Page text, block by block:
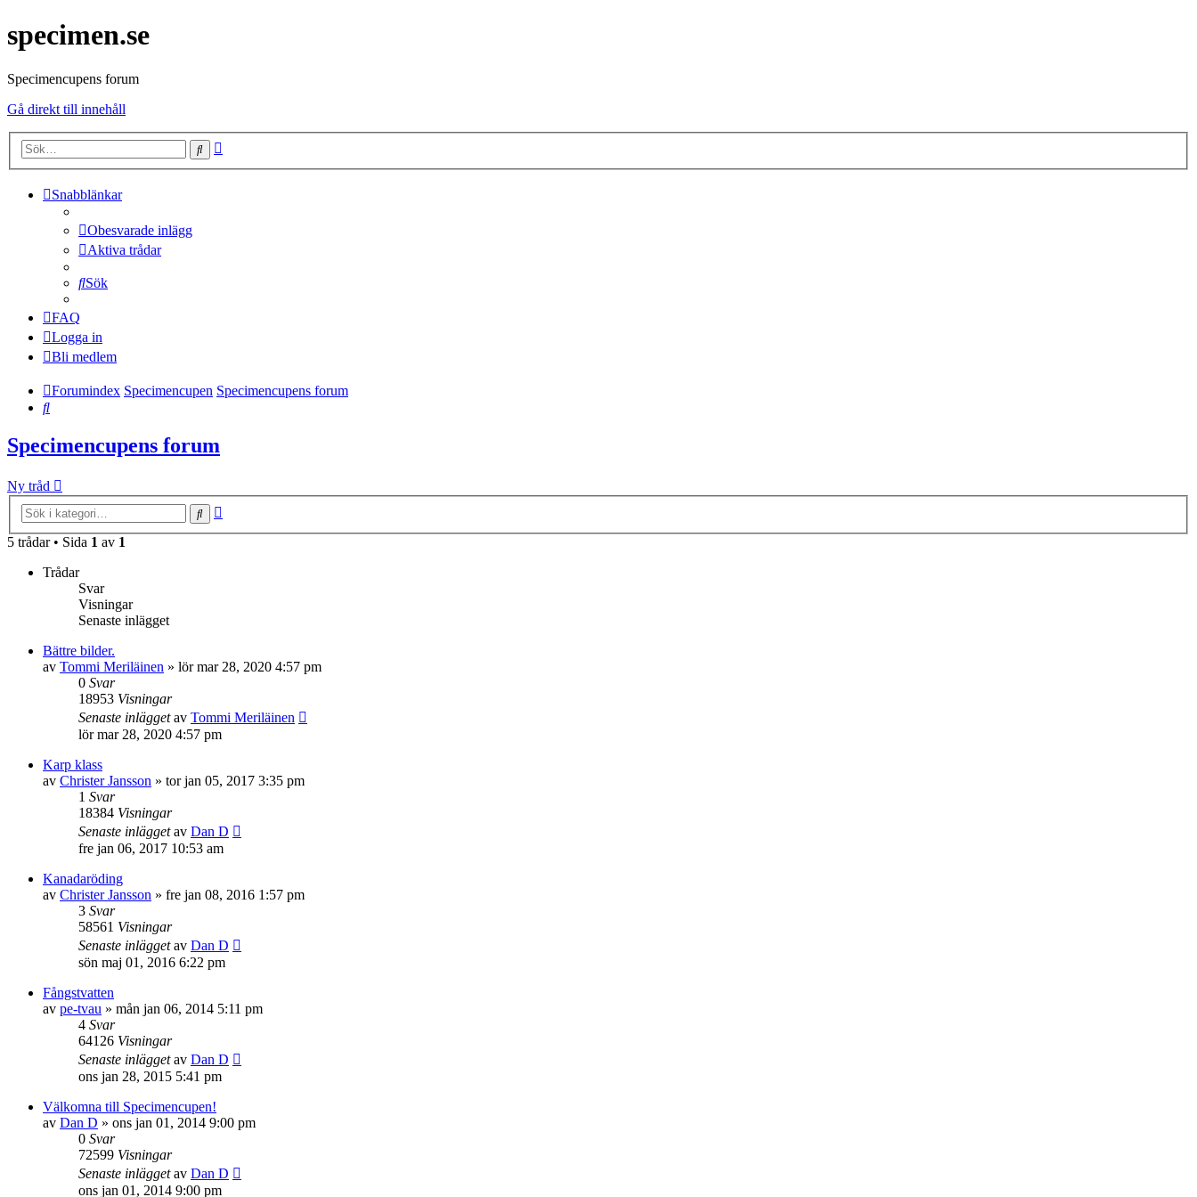
specimen.se
Specimencupens forum
Gå direkt till innehåll
Sök
Snabblänkar
Obesvarade inlägg
Aktiva trådar
Sök
FAQ
Logga in
Bli medlem
Forumindex Specimencupen Specimencupens forum
Sök
Specimencupens forum
Ny tråd
Sök
5 trådar • Sida 1 av 1
Trådar
Svar
Visningar
Senaste inlägget
Bättre bilder.
av Tommi Meriläinen » lör mar 28, 2020 4:57 pm
0 Svar
18953 Visningar
Senaste inläggetav Tommi Meriläinen
lör mar 28, 2020 4:57 pm
Karp klass
av Christer Jansson » tor jan 05, 2017 3:35 pm
1 Svar
18384 Visningar
Senaste inläggetav Dan D
fre jan 06, 2017 10:53 am
Kanadaröding
av Christer Jansson » fre jan 08, 2016 1:57 pm
3 Svar
58561 Visningar
Senaste inläggetav Dan D
sön maj 01, 2016 6:22 pm
Fångstvatten
av pe-tvau » mån jan 06, 2014 5:11 pm
4 Svar
64126 Visningar
Senaste inläggetav Dan D
ons jan 28, 2015 5:41 pm
Välkomna till Specimencupen!
av Dan D » ons jan 01, 2014 9:00 pm
0 Svar
72599 Visningar
Senaste inläggetav Dan D
ons jan 01, 2014 9:00 pm